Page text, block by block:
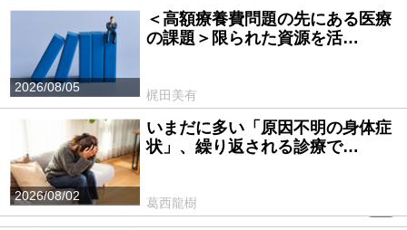
2026/08/05
＜高額療養費問題の先にある医療
の課題＞限られた資源を活…
梶田美有
2026/08/02
いまだに多い「原因不明の身体症
状」、繰り返される診療で…
葛西龍樹